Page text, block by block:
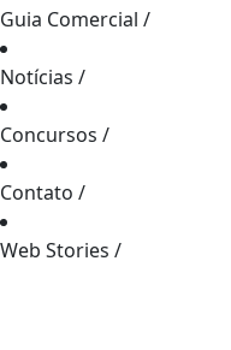
Guia Comercial /
Notícias /
Concursos /
Contato /
Web Stories /